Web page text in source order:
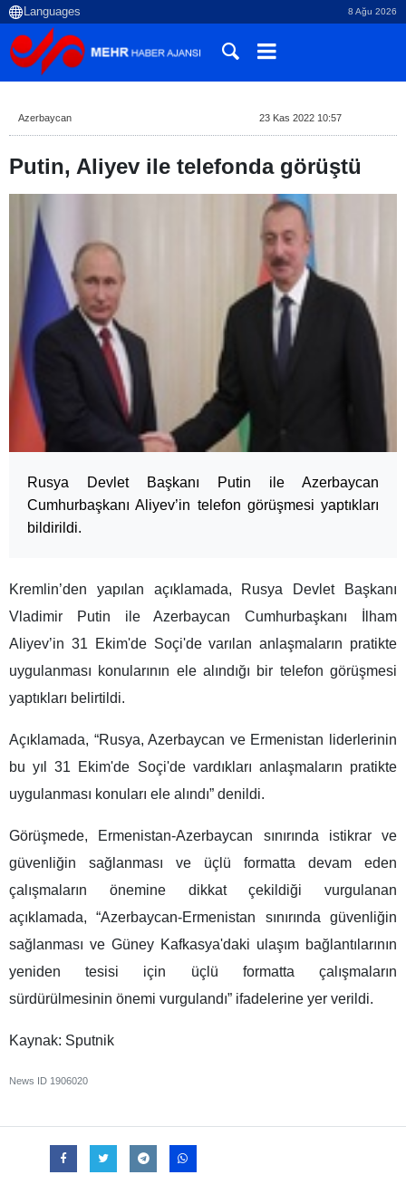
8 Ağu 2026
Azerbaycan 23 Kas 2022 10:57
Putin, Aliyev ile telefonda görüştü
Rusya Devlet Başkanı Putin ile Azerbaycan
Cumhurbaşkanı Aliyev’in telefon görüşmesi yaptıkları
bildirildi.
Kremlin’den yapılan açıklamada, Rusya Devlet Başkanı
Vladimir Putin ile Azerbaycan Cumhurbaşkanı İlham
Aliyev’in 31 Ekim'de Soçi'de varılan anlaşmaların pratikte
uygulanması konularının ele alındığı bir telefon görüşmesi
yaptıkları belirtildi.
Açıklamada, “Rusya, Azerbaycan ve Ermenistan liderlerinin
bu yıl 31 Ekim'de Soçi'de vardıkları anlaşmaların pratikte
uygulanması konuları ele alındı” denildi.
Görüşmede, Ermenistan-Azerbaycan sınırında istikrar ve
güvenliğin sağlanması ve üçlü formatta devam eden
çalışmaların önemine dikkat çekildiği vurgulanan
açıklamada, “Azerbaycan-Ermenistan sınırında güvenliğin
sağlanması ve Güney Kafkasya'daki ulaşım bağlantılarının
yeniden tesisi için üçlü formatta çalışmaların
sürdürülmesinin önemi vurgulandı” ifadelerine yer verildi.
Kaynak: Sputnik
News ID 1906020